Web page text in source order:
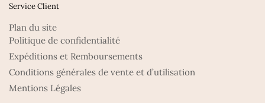
Service Client
Plan du site
Politique de confidentialité
Expéditions et Remboursements
Conditions générales de vente et d’utilisation
Mentions Légales